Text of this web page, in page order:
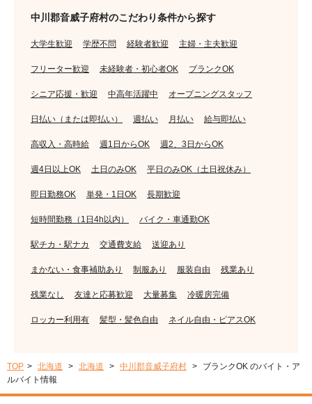
中川郡音威子府村のこだわり条件から探す
大学生歓迎 学歴不問 経験者歓迎 主婦・主夫歓迎
フリーター歓迎 未経験者・初心者OK ブランクOK
シニア応援・歓迎 中高年活躍中 オープニングスタッフ
日払い（または即払い） 週払い 月払い 給与即払い
高収入・高時給 週1日からOK 週2、3日からOK
週4日以上OK 土日のみOK 平日のみOK（土日祝休み）
即日勤務OK 単発・1日OK 長期歓迎
短時間勤務（1日4h以内） バイク・車通勤OK
駅チカ・駅ナカ 交通費支給 送迎あり
まかない・食事補助あり 制服あり 服装自由 残業あり
残業なし 友達と応募歓迎 大量募集 冷暖房完備
ロッカー利用有 髪型・髪色自由 ネイル自由・ピアスOK
TOP 北海道 北海道 中川郡音威子府村
ブランクOK のバイト・ア
ルバイト情報